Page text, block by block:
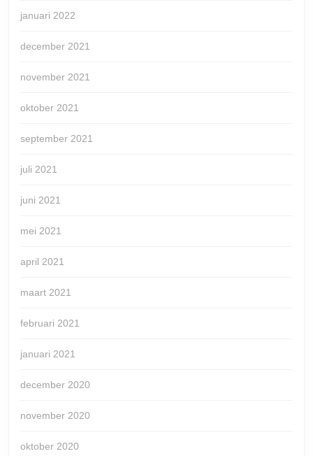
januari 2022
december 2021
november 2021
oktober 2021
september 2021
juli 2021
juni 2021
mei 2021
april 2021
maart 2021
februari 2021
januari 2021
december 2020
november 2020
oktober 2020